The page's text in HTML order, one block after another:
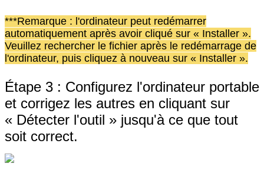
***Remarque : 'ordinateur peut redémarrer
automatiquement après avoir cliqué sur « Installer ».
Veuillez rechercher le fichier après le redémarrage de
'ordinateur, puis cliquez à nouveau sur « Installer ».
Étape 3 : Configurez l'ordinateur portable
et corrigez les autres en cliquant sur
« Détecter l'outil » jusqu'à ce que tout
soit correct.